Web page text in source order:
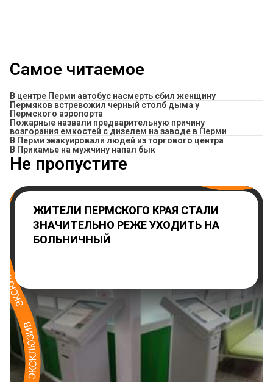
Самое читаемое
В центре Перми автобус насмерть сбил женщину
Пермяков встревожил черный столб дыма у
Пермского аэропорта
Пожарные назвали предварительную причину
возгорания емкостей с дизелем на заводе в Перми
В Перми эвакуировали людей из торгового центра
​В Прикамье на мужчину напал бык
Не пропустите
ЖИТЕЛИ ПЕРМСКОГО КРАЯ СТАЛИ
ЗНАЧИТЕЛЬНО РЕЖЕ УХОДИТЬ НА
БОЛЬНИЧНЫЙ